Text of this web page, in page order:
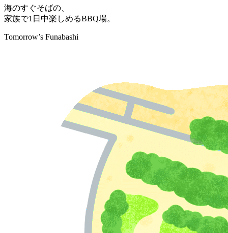
海のすぐそばの、
家族で1日中楽しめるBBQ場。
Tomorrow’s Funabashi